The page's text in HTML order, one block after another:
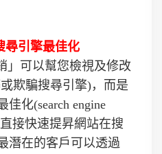
引擎最佳化
可以幫您檢視及修改
欺騙搜尋引擎)，而是
化(search engine
接快速提昇網站在搜
潛在的客戶可以透過